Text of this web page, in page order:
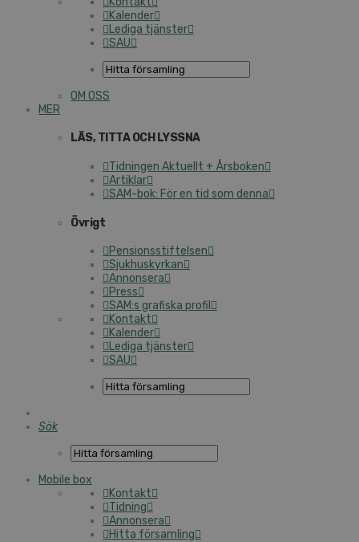
Kalender
Lediga tjänster
SAU
OM OSS
MER
LÄS, TITTA OCH LYSSNA
Tidningen Aktuellt + Årsboken
Artiklar
SAM-bok: För en tid som denna
Övrigt
Pensionsstiftelsen
Sjukhuskyrkan
Annonsera
Press
SAM:s grafiska profil
Kontakt
Kalender
Lediga tjänster
SAU
Sök
Mobile box
Kontakt
Tidning
Annonsera
Hitta församling